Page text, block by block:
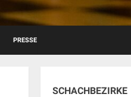
PRESSE
SCHACHBEZIRKE